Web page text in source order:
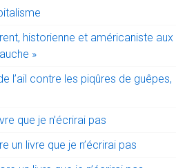
historienne et américaniste aux
»
l’ail contre les piqûres de guêpes,
que je n’écrirai pas
un livre que je n’écrirai pas